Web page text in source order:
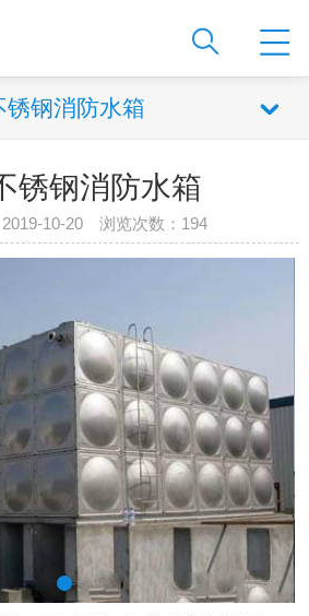
锈钢消防水箱
锈钢消防水箱
10-20 浏览次数： 194